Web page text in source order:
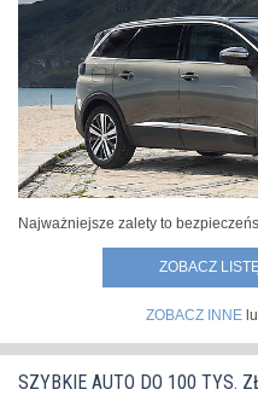
świecie.Samochód
roku 2021 m.in. dzięki
Najważniejsze zalety to
ZOBACZ
ZOBACZ INNE
SZYBKIE AUTO DO 100 TYS.